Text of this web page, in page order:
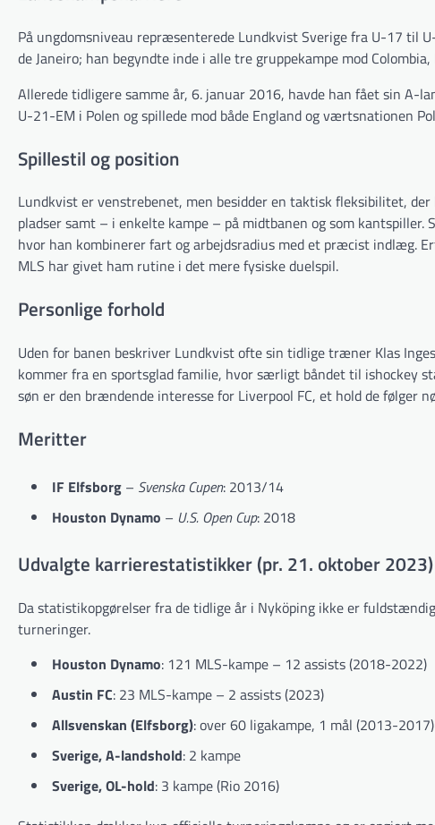
På ungdomsniveau repræsenterede Lundkvist Sverige fra U-17 til
de Janeiro; han begyndte inde i alle tre gruppekampe mod Colombia,
Allerede tidligere samme år, 6. januar 2016, havde han fået sin A-
U-21-EM i Polen og spillede mod både England og værtsnationen
Spillestil og position
Lundkvist er venstrebenet, men besidder en taktisk fleksibilitet,
pladser samt – i enkelte kampe – på midtbanen og som
hvor han kombinerer fart og arbejdsradius med et præcist indlæg.
MLS har givet ham rutine i det mere fysiske duelspil.
Personlige forhold
Uden for banen beskriver Lundkvist ofte sin tidlige træner Klas
kommer fra en sportsglad familie, hvor særligt båndet til ishockey
søn er den brændende interesse for Liverpool FC, et hold de følger
Meritter
IF Elfsborg – Svenska Cupen: 2013/14
Houston Dynamo – U.S. Open Cup: 2018
Udvalgte karrierestatistikker (pr. 21. oktober 2023)
Da statistikopgørelser fra de tidlige år i Nyköping ikke er
turneringer.
Houston Dynamo: 121 MLS-kampe – 12 assists (2018-2022)
Austin FC: 23 MLS-kampe – 2 assists (2023)
Allsvenskan (Elfsborg): over 60 ligakampe, 1 mål (2013-2017)
Sverige, A-landshold: 2 kampe
Sverige, OL-hold: 3 kampe (Rio 2016)